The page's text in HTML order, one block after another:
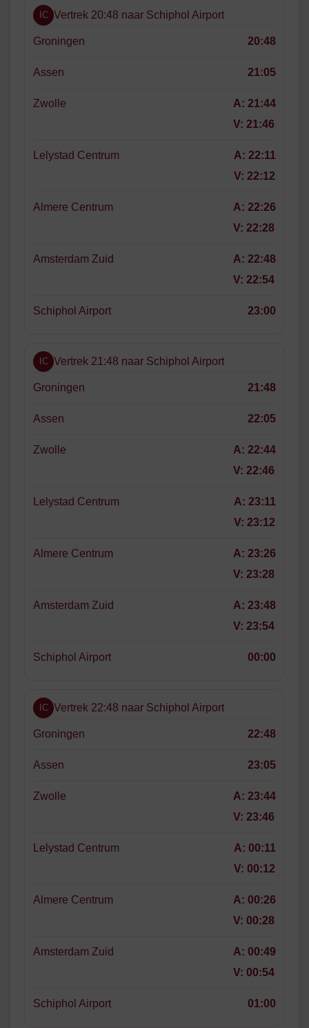
IC Vertrek 20:48 naar Schiphol Airport
Groningen 20:48
Assen 21:05
Zwolle A: 21:44
V: 21:46
Lelystad Centrum A: 22:11
V: 22:12
Almere Centrum A: 22:26
V: 22:28
Amsterdam Zuid A: 22:48
V: 22:54
Schiphol Airport 23:00
IC Vertrek 21:48 naar Schiphol Airport
Groningen 21:48
Assen 22:05
Zwolle A: 22:44
V: 22:46
Lelystad Centrum A: 23:11
V: 23:12
Almere Centrum A: 23:26
V: 23:28
Amsterdam Zuid A: 23:48
V: 23:54
Schiphol Airport 00:00
IC Vertrek 22:48 naar Schiphol Airport
Groningen 22:48
Assen 23:05
Zwolle A: 23:44
V: 23:46
Lelystad Centrum A: 00:11
V: 00:12
Almere Centrum A: 00:26
V: 00:28
Amsterdam Zuid A: 00:49
V: 00:54
Schiphol Airport 01:00